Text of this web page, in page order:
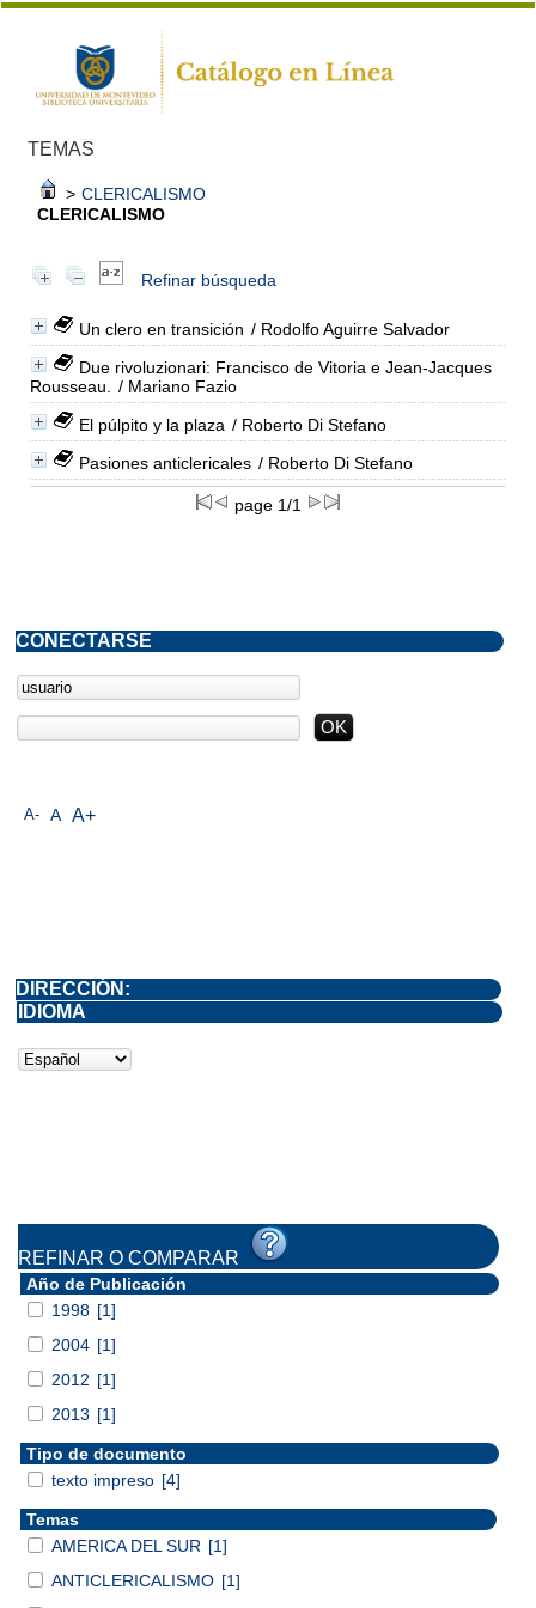
TEMAS
> CLERICALISMO
CLERICALISMO
Refinar búsqueda
Un clero en transición / Rodolfo Aguirre Salvador
Due rivoluzionari: Francisco de Vitoria e Jean-Jacques
Rousseau.
/ Mariano Fazio
El púlpito y la plaza / Roberto Di Stefano
Pasiones anticlericales / Roberto Di Stefano
page 1/1
A- A A+
CONECTARSE
DIRECCIÓN:
IDIOMA
REFINAR O COMPARAR
Año de Publicación
1998 [1]
2004 [1]
2012 [1]
2013 [1]
Tipo de documento
texto impreso [4]
Temas
AMERICA DEL SUR [1]
ANTICLERICALISMO [1]